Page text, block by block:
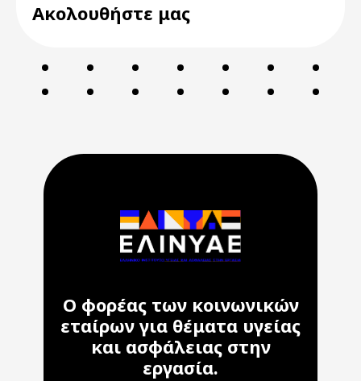
Ακολουθήστε μας
Ο φορέας των κοινωνικών
εταίρων για θέματα υγείας
και ασφάλειας στην
εργασία.